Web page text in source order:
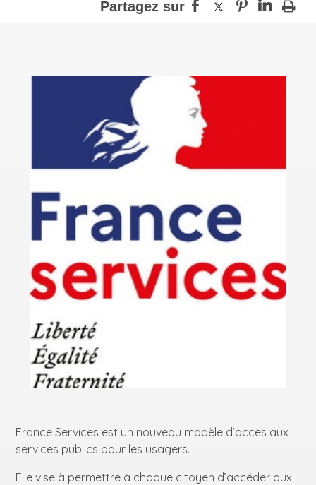
France Services est un nouveau modèle d’accès aux
services publics pour les usagers.
Elle vise à permettre à chaque citoyen d’accéder aux